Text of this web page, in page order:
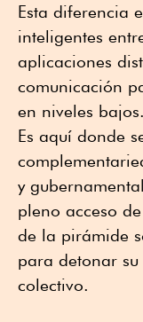
Esta diferencia
inteligentes
aplicaciones
comunicación
en niveles bajos.
Es aquí donde
y
pleno acceso
de la pirámide
para detonar
colectivo.